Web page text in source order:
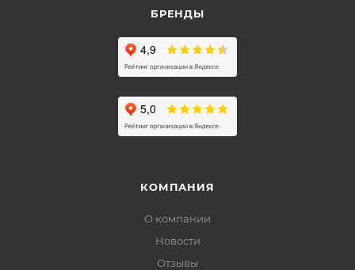
БРЕНДЫ
КОМПАНИЯ
О компании
Новости
Отзывы